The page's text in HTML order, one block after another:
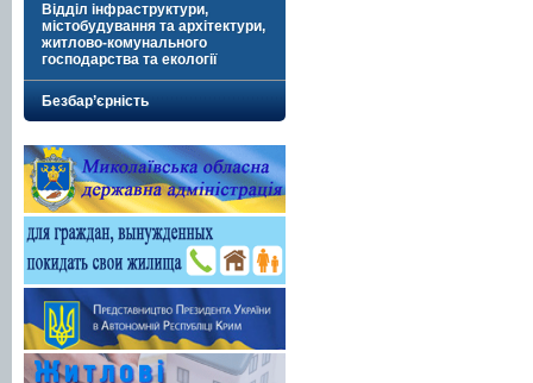
Відділ інфраструктури,
містобудування та архітектури,
житлово-комунального
господарства та екології
Безбар’єрність